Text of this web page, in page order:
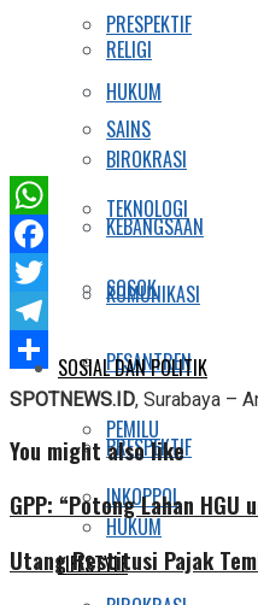
PRESPEKTIF
HUKUM
BIROKRASI
KEBANGSAAN
KOMUNIKASI
PESANTREN
PEMILU
INKOPPOL
LIFESTYLE
RELIGI
SAINS
TEKNOLOGI
SOSOK
SOSIAL DAN POLITIK
PRESPEKTIF
HUKUM
WhatsApp
Facebook
Twitter
Telegram
Share
SPOTNEWS.ID, Surabaya –
You might also like
GPP: “Potong Lahan
Utang Restitusi Pajak